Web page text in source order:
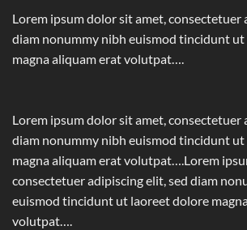
Lorem ipsum dolor sit amet, consectetuer
diam nonummy nibh euismod tincidunt
magna aliquam erat volutpat….
Lorem ipsum dolor sit amet, consectetuer
diam nonummy nibh euismod tincidunt
magna aliquam erat volutpat….Lorem
consectetuer adipiscing elit, sed diam
euismod tincidunt ut laoreet dolore
volutpat….